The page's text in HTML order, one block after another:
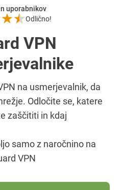
uporabnikov
Odlično!
VPN
na usmerjevalnik, da
Odločite se, katere
zaščititi in kdaj
samo z naročnino na
VPN